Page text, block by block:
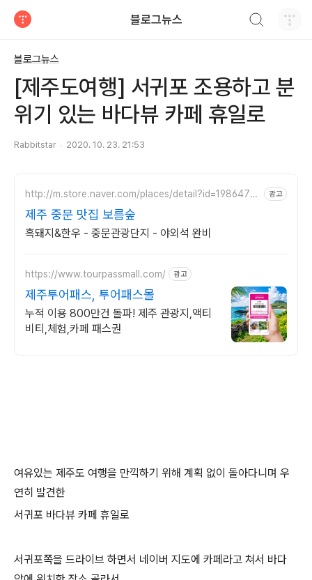
블로그뉴스
블로그뉴스
[제주도여행] 서귀포 조용하고 분
위기 있는 바다뷰 카페 휴일로
Rabbitstar 2020. 10. 23. 21:53
http://m.store.naver.com/places/detail?id=1986476
광고
제주 중문 맛집 보름숲
흑돼지&한우 - 중문관광단지 - 야외석 완비
https://www.tourpassmall.com/ 광고
제주투어패스, 투어패스몰
누적 이용 800만건 돌파! 제주 관광지,액티
비티,체험,카페 패스권
여유있는 제주도 여행을 만끽하기 위해 계획 없이 돌아다니며 우
연히 발견한
서귀포 바다뷰 카페 휴일로
서귀포쪽을 드라이브 하면서 네이버 지도에 카페라고 쳐서 바다